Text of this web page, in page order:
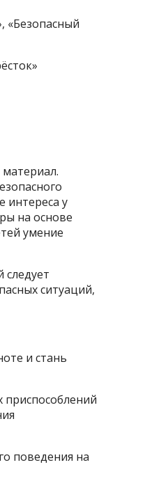
«Безопасный
интереса у
на основе
умение
ситуаций,
и стань
поведения на